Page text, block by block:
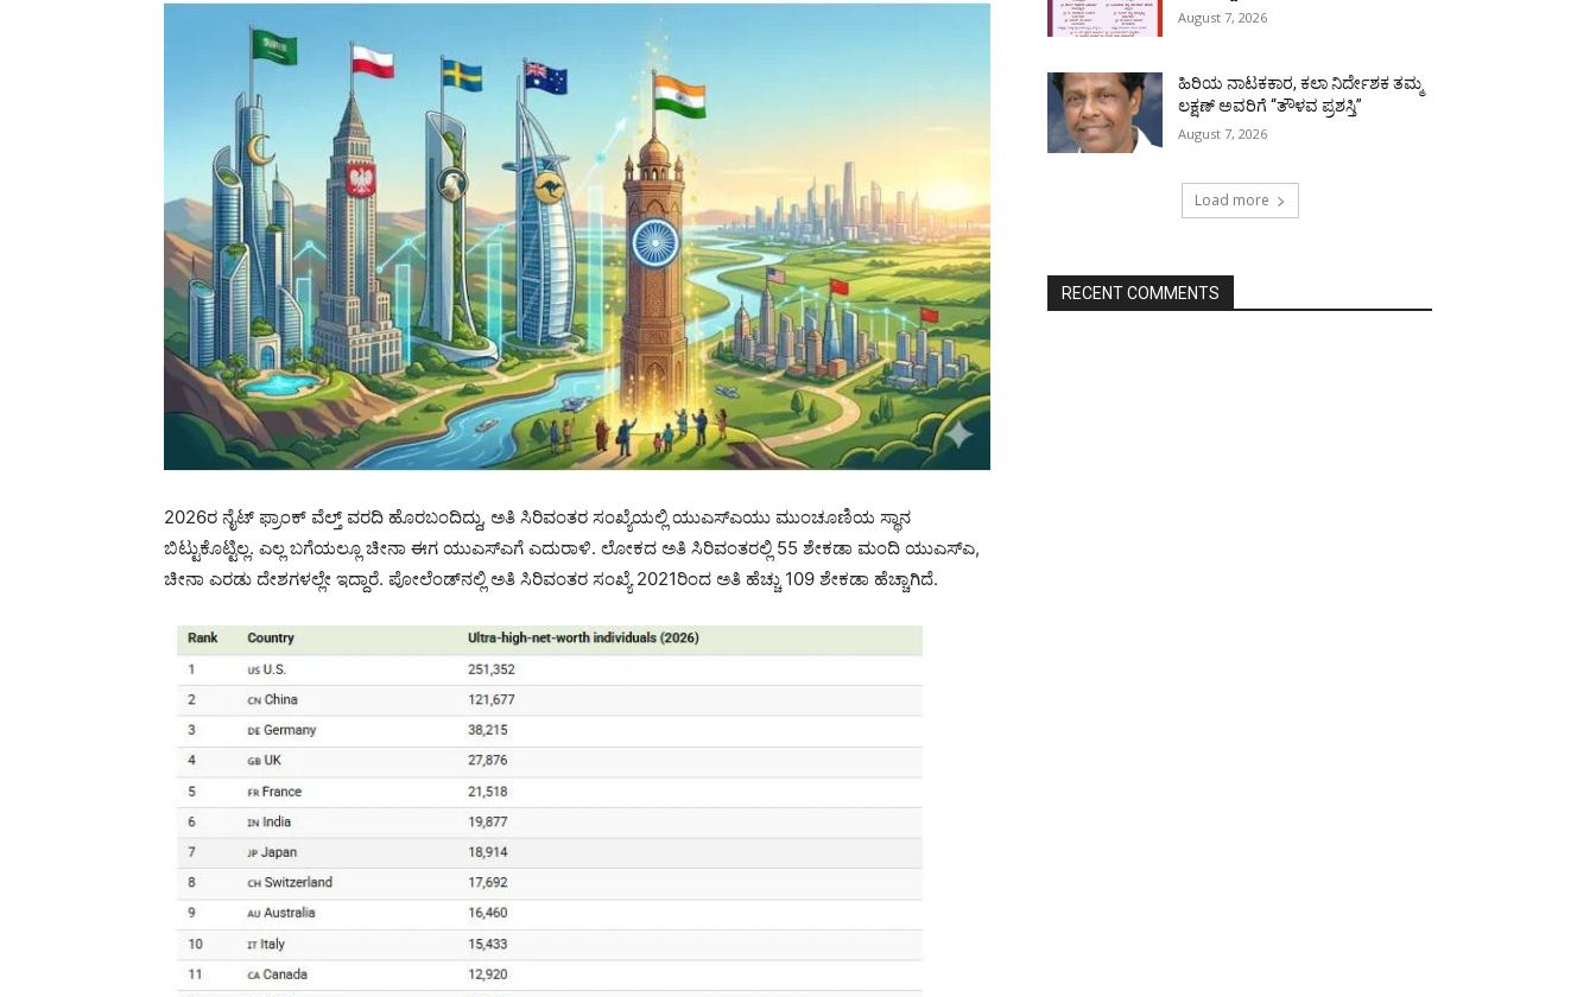
2026ರ ನೈಟ್ ಫ್ರಾಂಕ್ ವೆಲ್ತ್ ವರದಿ ಹೊರಬಂದಿದ್ದು, ಅತಿ ಸಿರಿವಂತರ ಸಂಖ್ಯೆಯಲ್ಲಿ ಯುಎಸ್‌ಎಯು ಮುಂಚೂಣಿಯ ಸ್ಥಾನ
ಬಿಟ್ಟುಕೊಟ್ಟಿಲ್ಲ. ಎಲ್ಲ ಬಗೆಯಲ್ಲೂ ಚೀನಾ ಈಗ ಯುಎಸ್‌ಎಗೆ ಎದುರಾಳಿ. ಲೋಕದ ಅತಿ ಸಿರಿವಂತರಲ್ಲಿ 55 ಶೇಕಡಾ ಮಂದಿ ಯುಎಸ್‌ಎ,
ಚೀನಾ ಎರಡು ದೇಶಗಳಲ್ಲೇ ಇದ್ದಾರೆ. ಪೋಲೆಂಡ್‌ನಲ್ಲಿ ಅತಿ ಸಿರಿವಂತರ ಸಂಖ್ಯೆ 2021ರಿಂದ ಅತಿ ಹೆಚ್ಚು 109 ಶೇಕಡಾ ಹೆಚ್ಚಾಗಿದೆ.
August 7, 2026
ಹಿರಿಯ ನಾಟಕಕಾರ, ಕಲಾ ನಿರ್ದೇಶಕ ತಮ್ಮ
ಲಕ್ಷಣ್ ಅವರಿಗೆ “ತೌಳವ ಪ್ರಶಸ್ತಿ”
August 7, 2026
Load more
RECENT COMMENTS